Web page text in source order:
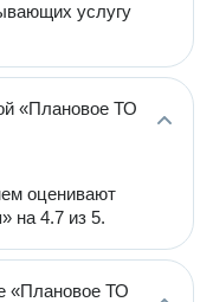
услугу
«Плановое ТО
оценивают
на 4.7 из 5.
«Плановое ТО